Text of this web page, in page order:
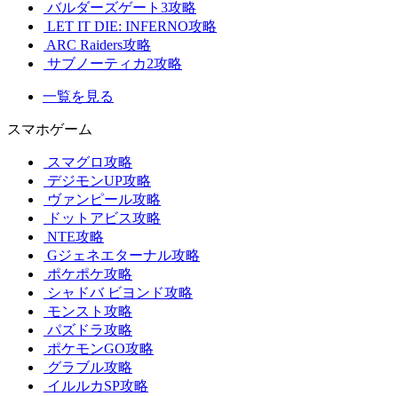
バルダーズゲート3攻略
LET IT DIE: INFERNO攻略
ARC Raiders攻略
サブノーティカ2攻略
一覧を見る
スマホゲーム
スマグロ攻略
デジモンUP攻略
ヴァンピール攻略
ドットアビス攻略
NTE攻略
Gジェネエターナル攻略
ポケポケ攻略
シャドバ ビヨンド攻略
モンスト攻略
パズドラ攻略
ポケモンGO攻略
グラブル攻略
イルルカSP攻略